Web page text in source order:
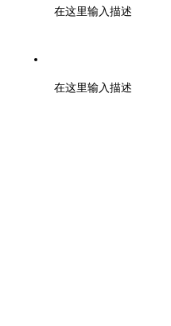
在这里输入描述
在这里输入描述